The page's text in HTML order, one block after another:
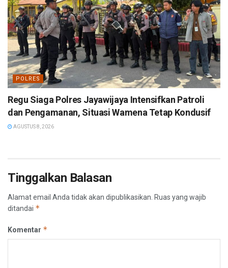
POLRES
Regu Siaga Polres Jayawijaya Intensifkan Patroli
dan Pengamanan, Situasi Wamena Tetap Kondusif
AGUSTUS 8, 2026
Tinggalkan Balasan
Alamat email Anda tidak akan dipublikasikan. Ruas yang wajib
ditandai *
Komentar *